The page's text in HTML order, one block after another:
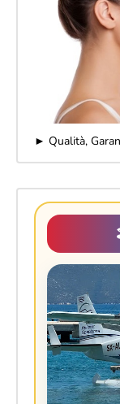
► Qualità,